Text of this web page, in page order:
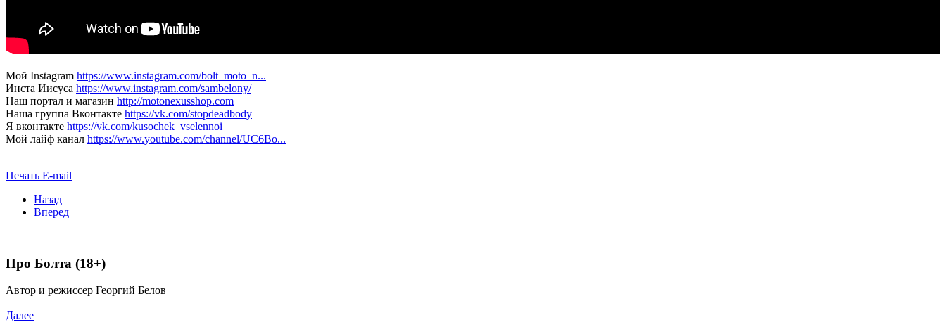
Мой Instagram https://www.instagram.com/bolt_moto_n...
Инста Иисуса https://www.instagram.com/sambelony/
Наш портал и магазин http://motonexusshop.com
Наша группа Вконтакте https://vk.com/stopdeadbody
Я вконтакте https://vk.com/kusochek_vselennoi
Мой лайф канал https://www.youtube.com/channel/UC6Bo...
Печать E-mail
Назад
Вперед
Про Болта (18+)
Автор и режиссер Георгий Белов
Далее